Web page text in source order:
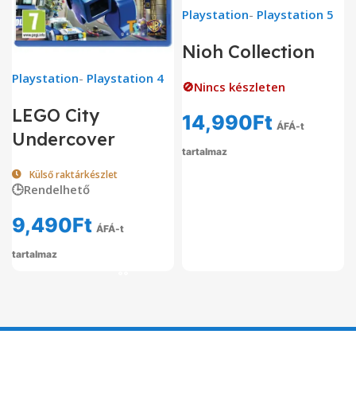
Playstation- Playstation 4
LEGO City
Undercover
Külső raktárkészlet
🕒Rendelhető
9,490Ft ÁFÁ-t
tartalmaz
Playstation- Playstation 5
Nioh Collection
🚫Nincs készleten
14,990Ft ÁFÁ-t
tartalmaz